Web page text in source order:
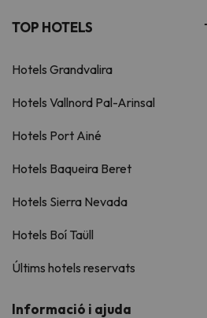
TOP HOTELS
Hotels Grandvalira
Hotels Vallnord Pal-Arinsal
Hotels Port Ainé
Hotels Baqueira Beret
Hotels Sierra Nevada
Hotels Boí Taüll
Últims hotels reservats
Informació i ajuda